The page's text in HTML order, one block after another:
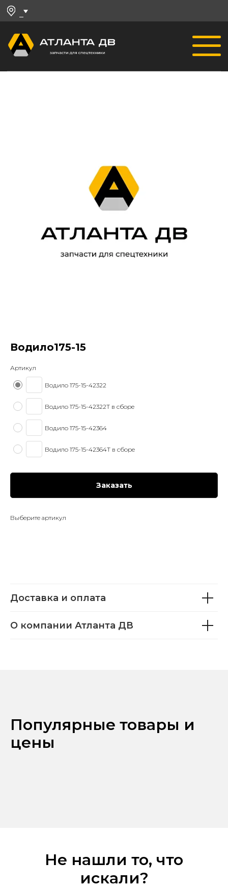
Водило175-15
Артикул
Водило 175-15-42322
Водило 175-15-42322Т в сборе
Водило 175-15-42364
Водило 175-15-42364Т в сборе
Заказать
Выберите артикул
Доставка и оплата
О компании Атланта ДВ
Популярные товары и
цены
Не нашли то, что
искали?
Офис продаж: г. Хабаровск,
пер. Производственный, д.
2, 1 этаж, 107 офис
Пн-пт с 09:00 до 17:30